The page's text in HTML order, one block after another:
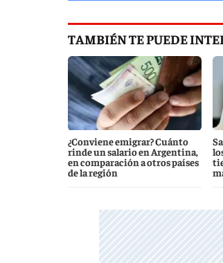
TAMBIÉN TE PUEDE
¿Conviene emigrar? Cuánto
rinde un salario en Argentina,
en comparación a otros países
de la región